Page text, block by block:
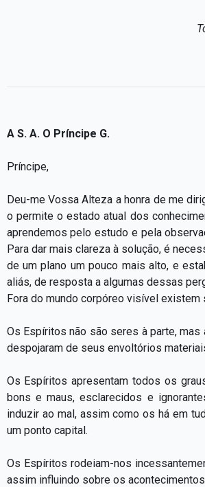
A S. A. O Príncipe G.
Príncipe,
Deu-me Vossa Alteza a honra de me
o permite o estado atual dos
aprendemos pelo estudo e pela
Para dar mais clareza à solução, é
de um plano um pouco mais alto, e
aliás, de resposta a algumas dessas
Fora do mundo corpóreo visível
Os Espíritos não são seres à parte,
despojaram de seus envoltórios
Os Espíritos apresentam todos os
bons e maus, esclarecidos e
induzir ao mal, assim como os há em
um ponto capital.
Os Espíritos rodeiam-nos
assim influindo sobre os